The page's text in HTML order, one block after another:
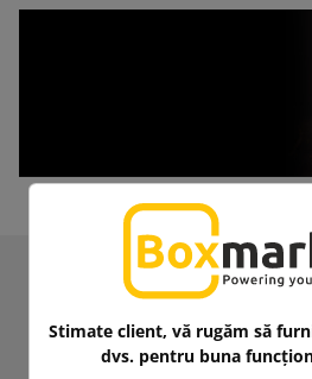
Primiți informații despre
Obțineți 5%
Stimate client, vă rugăm să
dvs. pentru buna